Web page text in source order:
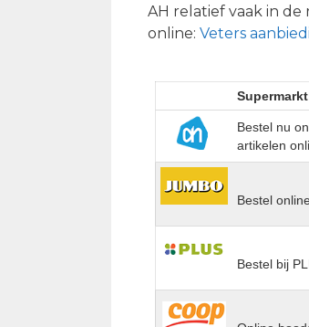
AH relatief vaak in
online: Veters
Bestel nu
artikelen
Bestel
Bestel bij